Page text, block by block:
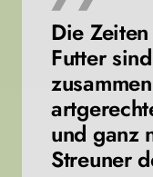
Die
Futter
und ganz
Streuner